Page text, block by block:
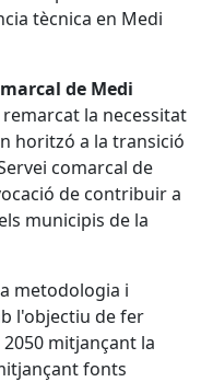
tècnica en Medi
de Medi
remarcat la necessitat
horitzó a la transició
comarcal de
de contribuir a
municipis de la
metodologia i
l'objectiu de fer
mitjançant la
fonts